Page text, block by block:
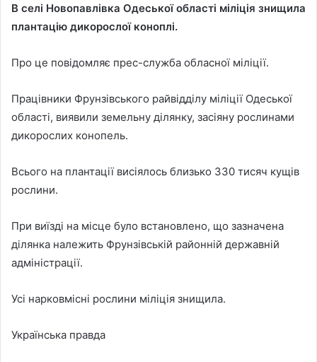
В селі Новопавлівка Одеської області міліція знищила
плантацію дикорослої коноплі.
Про це повідомляє прес-служба обласної міліції.
Працівники Фрунзівського райвідділу міліції Одеської
області, виявили земельну ділянку, засіяну рослинами
дикорослих конопель.
Всього на плантації висіялось близько 330 тисяч кущів
рослини.
При виїзді на місце було встановлено, що зазначена
ділянка належить Фрунзівській районній державній
адміністрації.
Усі нарковмісні рослини міліція знищила.
Українська правда